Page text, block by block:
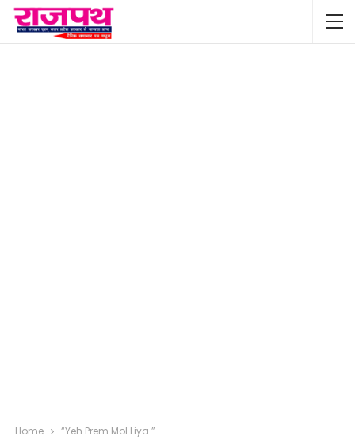
Home “Yeh Prem Mol Liya.”